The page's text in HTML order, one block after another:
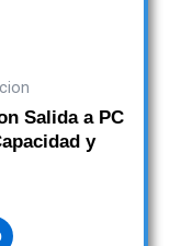
Salida a PC
y